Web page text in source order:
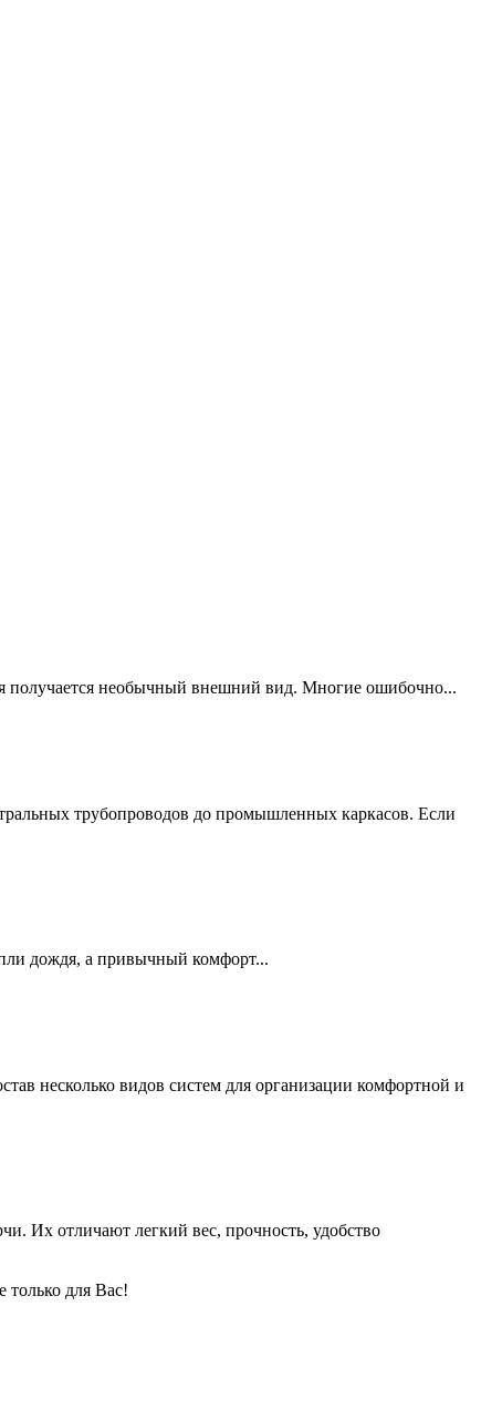
получается необычный внешний вид. Многие ошибочно...
трубопроводов до промышленных каркасов. Если
дождя, а привычный комфорт...
несколько видов систем для организации комфортной и
Их отличают легкий вес, прочность, удобство
только для Вас!